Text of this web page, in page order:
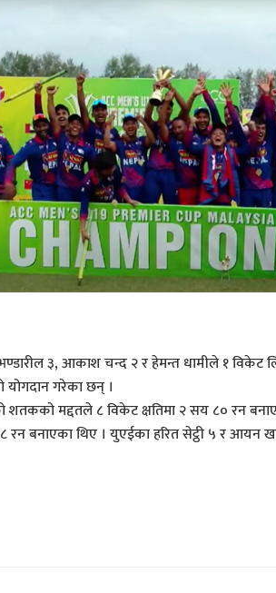
३, आकाश चन्द २ र हेमन्त धामीले १ विकेट
गरेका छन् ।
मद्दतले ८ विकेट क्षतिमा २ सय ८० रन
रन बनाएका थिए । युएईका हरित सेट्ठी ५ र आयन